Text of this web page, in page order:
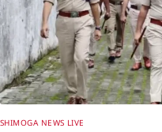
SHIMOGA NEWS LIVE